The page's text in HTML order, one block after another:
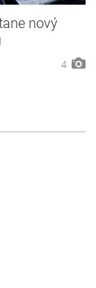
nový
4